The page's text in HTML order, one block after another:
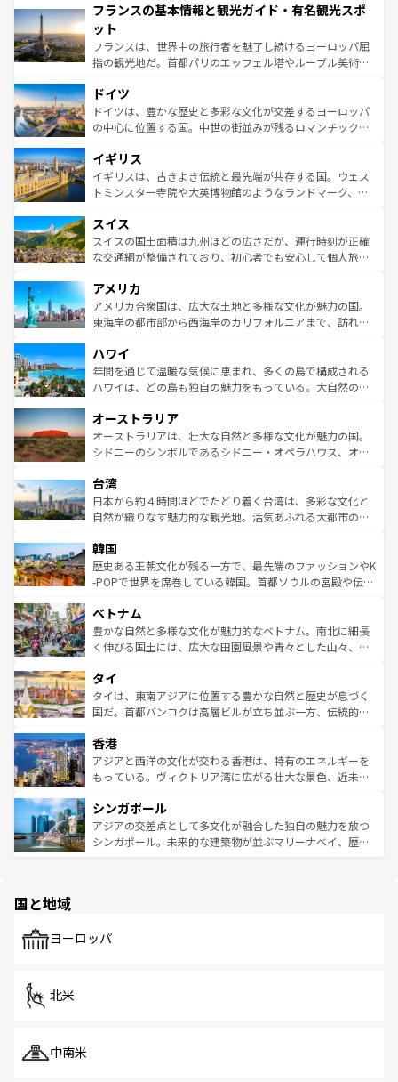
ませてくれるイタリアで、忘れられない旅をしてみよう！
なお、新着のイタリア情報は
しい。
文化が根付くこの国では、情熱的なフラメンコ、熱気あふ
れる闘牛、そして美味しいタパスが生活の一部となってい
る。首都マドリードの洗練された雰囲気や、バルセロナの
アートに溢れた街角から、地方では古代ローマ遺跡や中世
せる。地方によって風土や気候が異なるスペインはその個
性で訪れる人を魅了する。 なお、新着のスペイン情報は コ
ンテンツ一覧を参照してほしい。
フランスの基本情報と観光ガイド・有名観光スポ
ット
フランスは、世界中の旅行者を魅了し続けるヨーロッパ屈
指の観光地だ。首都パリのエッフェル塔やルーブル美術館
で、幅広い魅力が詰まっている。華麗な宮殿、歴史的な大
聖堂、美しいビーチ、そして豊かな自然が、訪れる者を心
から魅了する。また、フランスは美食の国としても知ら
いる。シャンパンの発祥地であるランス、プロヴァンスの
香り高いラベンダー畑など、多彩な楽しみ方が可能だ。さ
らに、パリ以外の地域にも魅力が溢れており、どの街角に
れる地方に足を運ぶとそれぞれで全く異なる文化を体験で
きるだろう。 なお、新着のフランス情報はコンテンツ一覧
を参照してほしい。
ドイツ
ドイツは、豊かな歴史と多彩な文化が交差するヨーロッパ
の中心に位置する国。中世の街並みが残るロマンチック街
顔を持つこの国は、どこを歩いても飽きることがない。ベ
ルリンの文化的活気、バイエルン州のアルプスの絶景、そ
してライン川沿いのワイン畑といった風景は必見。ビール
は、お酒好きな人にはぜひ体験してほしい。 なお、新着の
ドイツ情報はコンテンツ一覧を参照してほしい。
イギリス
イギリスは、古きよき伝統と最先端が共存する国。ウェス
トミンスター寺院や大英博物館のようなランドマーク、歴
リアごとに異なる魅力がある。また、優雅なアフタヌーン
ティー、ビール好きにはたまらない英国パブ、サッカー観
戦など、本場だからこそできる体験も豊富。イギリスを旅
ンツ一覧を参照してほしい。
スイス
スイスの国土面積は九州ほどの広さだが、運行時刻が正確
な交通網が整備されており、初心者でも安心して個人旅行
の建物がそのまま残る町や、スイスならではのユニークな
博物館もあり、アルプス観光だけでなく町歩きも満喫する
ことができる。国民の所得が高いため物価も高いが、旅行
ば市内交通費無料で観光を楽しむこともできる。 なお、新
着のスイス情報はコンテンツ一覧 を参照してほしい。
アメリカ
アメリカ合衆国は、広大な土地と多様な文化が魅力の国。
東海岸の都市部から西海岸のカリフォルニアまで、訪れる
のような巨大都市は、観光、ショッピング、エンターテイ
ンメントが詰まった刺激的なスポットだ。一方、アメリカ
西部には大自然が広がり、グランドキャニオンやイエロー
部のニューオーリンズでは、音楽と美食が融合した独特の
文化が魅力。旅行者はアメリカの各地域で異なる魅力を楽
しみながら、その多様性と豊かな歴史を感じることができ
ならではの贅沢な旅のスタイルだ。 なお、新着のアメリカ
情報はコンテンツ一覧を参照してほしい。
ハワイ
年間を通じて温暖な気候に恵まれ、多くの島で構成される
ハワイは、どの島も独自の魅力をもっている。大自然の神
ワイ島は見逃せない。また、定番の観光地といえばオアフ
島だが、静かな自然を求めるならマウイ島やカウアイ島が
おすすめ。エメラルドグリーンに輝く海をはじめ、豊かな
れるおもてなしの心で訪れる人々を迎えてくれるハワイの
人々、おいしいローカルフードやハワイアンミュージッ
ク、伝統的なフラダンスなど、すべてがハワイの魅力を彩
ワイを、存分に味わってほしい。 なお、新着のハワイ情報
はコンテンツ一覧を参照してほしい。
オーストラリア
オーストラリアは、壮大な自然と多様な文化が魅力の国。
シドニーのシンボルであるシドニー・オペラハウス、オー
リアリーフや大陸中央部にそびえるウルル（エアーズロッ
ク）、タスマニアの美しい原生林やケアンズの熱帯雨林な
ど、見どころがたくさん。また、カフェやワイン、オージ
いる。アクティビティも充実しており、サーフィンやダイ
ビング、ハイキングなど、アウトドア好きにはたまらな
い。オーストラリアの多彩な魅力を存分に味わいつくそ
参照してほしい。
台湾
日本から約４時間ほどでたどり着く台湾は、多彩な文化と
自然が織りなす魅力的な観光地。活気あふれる大都市の台
ン）、静ひつな山岳地帯である台湾東部など、都市の喧騒
と山間の静けさが共存しており、訪れる人に新しい発見と
驚きをもたらしてくれる。また、奥深い台湾の食文化も魅
容にもいいと評判のスイーツなど、バラエティ豊かな料理
が味わえる。 なお、新着の台湾情報は コンテンツ一覧を参
照してほしい。
韓国
歴史ある王朝文化が残る一方で、最先端のファッションやK
-POPで世界を席巻している韓国。首都ソウルの宮殿や伝統
き、地方に足を延ばせば四季折々の自然美を楽しむことが
できる。そして、キムチや焼肉、絶品のストリートフード
まで、さまざまな韓国料理が待っている。夜には、韓国な
リティに包まれながら、韓国の多彩な魅力を心ゆくまで味
わってみてほしい。 なお、新着の韓国情報はコンテンツ一
覧を参照してほしい。
ベトナム
豊かな自然と多様な文化が魅力的なベトナム。南北に細長
く伸びる国土には、広大な田園風景や青々とした山々、世
急速な発展と共に伝統が息づく。ハノイの古い町並みやホ
ーチミン市のフランス統治時代の建物も、独特の雰囲気を
醸し出している。また、バラエティの豊かさとおいしさで
とつ。フォーやバインミー、ベトナムコーヒーなどは、ぜ
ひ現地で味わいたい。どの地域を訪れてもあたたかい人々
が旅行者を迎えてくれるので、きっと忘れられない旅にな
参照してほしい。
タイ
タイは、東南アジアに位置する豊かな自然と歴史が息づく
国だ。首都バンコクは高層ビルが立ち並ぶ一方、伝統的な
の活気が交差している。北部ではチェンマイなどの山岳地
帯で自然と触れ合い、南部ではプーケットやクラビの美し
いビーチでリゾート気分を楽しむことができる。タイ料理
激する。気候は一年中温暖で、どの季節にも異なる楽しみ
が待っている。親しみやすいタイの人々、仏教を中心とし
た文化、そして多様な観光資源が、訪れる旅人を魅了し続
香港
アジアと西洋の文化が交わる香港は、特有のエネルギーを
もっている。ヴィクトリア湾に広がる壮大な景色、近未来
み、どこを訪れても感動するはず。観光スポットが密集し
ており、効率よく見どころを回れるのも魅力。息をのむよ
うな絶景から文化的な体験まで、香港を存分に楽しみ尽く
シンガポール
アジアの交差点として多文化が融合した独自の魅力を放つ
シンガポール。未来的な建築物が並ぶマリーナベイ、歴史
で、ホーカーズは地元の風情を楽しめる外せないスポット
国と地域
ヨーロッパ
北米
中南米